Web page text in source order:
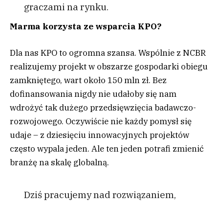
graczami na rynku.
Marma korzysta ze wsparcia KPO?
Dla nas KPO to ogromna szansa. Wspólnie z NCBR
realizujemy projekt w obszarze gospodarki obiegu
zamkniętego, wart około 150 mln zł. Bez
dofinansowania nigdy nie udałoby się nam
wdrożyć tak dużego przedsięwzięcia badawczo-
rozwojowego. Oczywiście nie każdy pomysł się
udaje – z dziesięciu innowacyjnych projektów
często wypala jeden. Ale ten jeden potrafi zmienić
branżę na skalę globalną.
Dziś pracujemy nad rozwiązaniem,